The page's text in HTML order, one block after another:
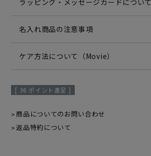
ラッピング・メッセージカードについて
名入れ商品の注意事項
ケア方法について（Movie）
[ 36 ポイント進呈 ]
商品についてのお問い合わせ
返品特約について